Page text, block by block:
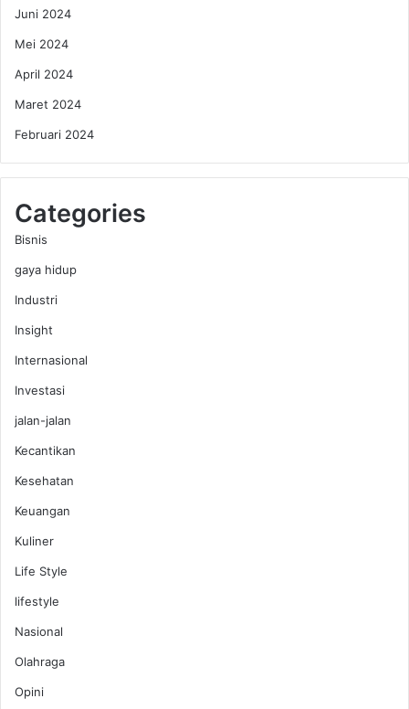
e
h
t
iJuni 2024
Mei 2024
April 2024
Maret 2024
Februari 2024
Categories
Bisnis
gaya hidup
Industri
Insight
Internasional
Investasi
jalan-jalan
Kecantikan
Kesehatan
Keuangan
Kuliner
Life Style
lifestyle
Nasional
Olahraga
Opini